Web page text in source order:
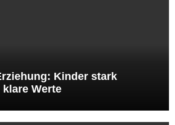
Kinder stark
Werte